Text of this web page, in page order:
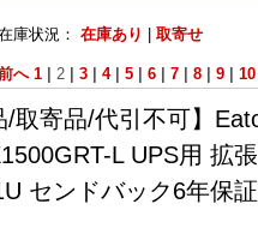
： 在庫あり 取寄せ
へ 1 2 3 4| 5 6 7 8 9 10
/取寄品/代引不可】
L UPS用 拡
センドバック6年保